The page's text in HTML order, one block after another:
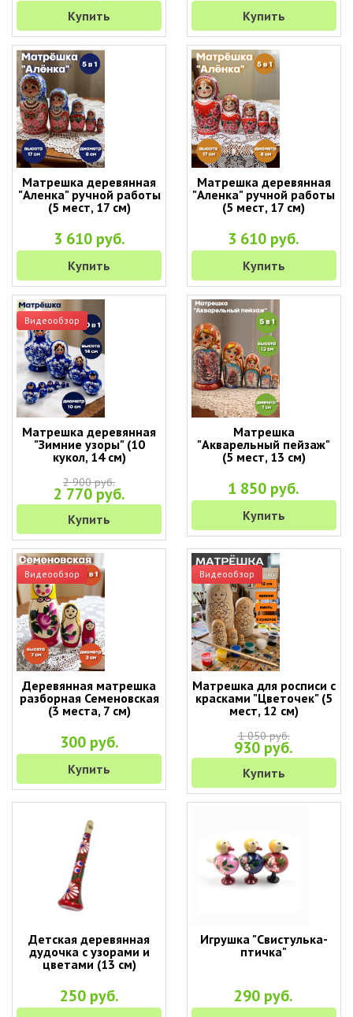
Купить Купить
Матрешка деревянная
"Аленка" ручной работы
(5 мест, 17 см)
3 610 руб.
Купить
Матрешка деревянная
"Аленка" ручной работы
(5 мест, 17 см)
3 610 руб.
Купить
Видеообзор
Матрешка деревянная
"Зимние узоры" (10
кукол, 14 см)
2 900 руб.
2 770 руб.
Купить
Матрешка
"Акварельный пейзаж"
(5 мест, 13 см)
1 850 руб.
Купить
Видеообзор
Деревянная матрешка
разборная Семеновская
(3 места, 7 см)
300 руб.
Купить
Видеообзор
Матрешка для росписи с
красками "Цветочек" (5
мест, 12 см)
1 050 руб.
930 руб.
Купить
Детская деревянная
дудочка с узорами и
цветами (13 см)
250 руб.
Игрушка "Свистулька-
птичка"
290 руб.